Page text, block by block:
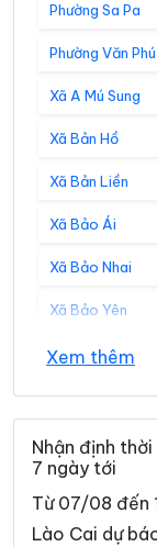
Phường Sa Pa
Phường Văn Phú
Xã A Mú Sung
Xã Bản Hồ
Xã Bản Liền
Xã Bảo Ái
Xã Bảo Nhai
Xã Bảo Yên
Xã Cảm Nhân
Xã Cát Thịnh
Xã Châu Quế
Xã Chiềng Ken
Xã Cốc San
Xem thêm
Nhận định
7 ngày tới
Từ 07/08 đến
Lào Cai dự